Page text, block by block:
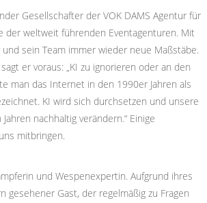
Gesellschafter der VOK DAMS Agentur für
der weltweit führenden Eventagenturen. Mit
sein Team immer wieder neue Maßstäbe.
er voraus: „KI zu ignorieren oder an den
man das Internet in den 1990er Jahren als
KI wird sich durchsetzen und unsere
nachhaltig verändern.“ Einige
mitbringen.
und Wespenexpertin. Aufgrund ihres
gesehener Gast, der regelmäßig zu Fragen